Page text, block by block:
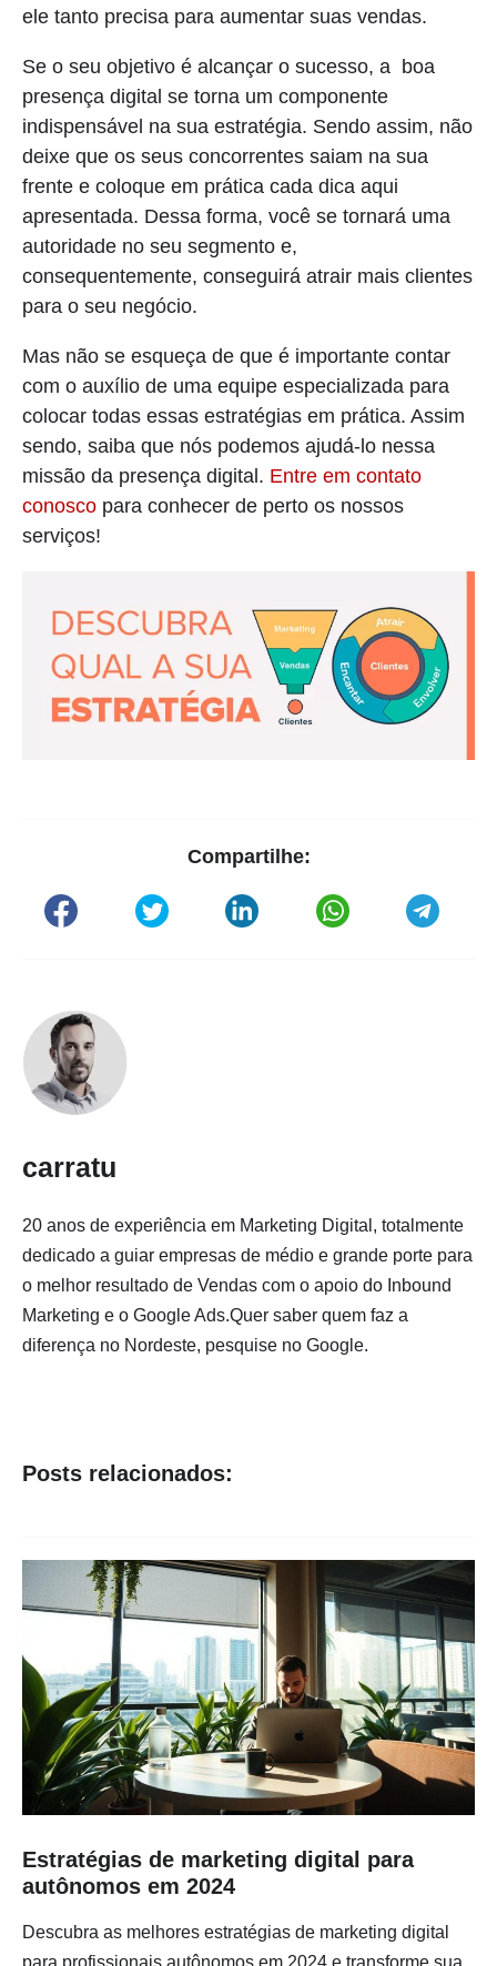
ele tanto precisa para aumentar suas vendas.
Se o seu objetivo é alcançar o sucesso, a boa
presença digital se torna um componente
indispensável na sua estratégia. Sendo assim, não
deixe que os seus concorrentes saiam na sua
frente e coloque em prática cada dica aqui
apresentada. Dessa forma, você se tornará uma
autoridade no seu segmento e,
consequentemente, conseguirá atrair mais clientes
para o seu negócio.
Mas não se esqueça de que é importante contar
com o auxílio de uma equipe especializada para
colocar todas essas estratégias em prática. Assim
sendo, saiba que nós podemos ajudá-lo nessa
missão da presença digital. Entre em contato
conosco para conhecer de perto os nossos
serviços!
Compartilhe:
carratu
20 anos de experiência em Marketing Digital, totalmente
dedicado a guiar empresas de médio e grande porte para
o melhor resultado de Vendas com o apoio do Inbound
Marketing e o Google Ads.Quer saber quem faz a
diferença no Nordeste, pesquise no Google.
Posts relacionados:
Estratégias de marketing digital para
autônomos em 2024
Descubra as melhores estratégias de marketing digital
para profissionais autônomos em 2024 e transforme sua